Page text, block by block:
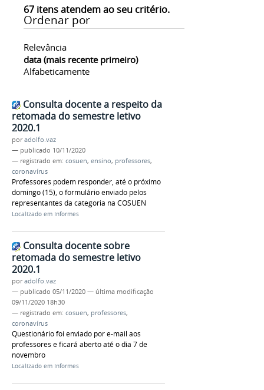
67 itens atendem ao seu critério.
Ordenar por
Relevância
data (mais recente primeiro)
Alfabeticamente
Consulta docente a respeito da
retomada do semestre letivo
2020.1
poradolfo.vaz
— publicado 10/11/2020
— registrado em: cosuen, ensino, professores,
coronavírus
Professores podem responder, até o próximo
domingo (15), o formulário enviado pelos
representantes da categoria na COSUEN
Localizado em Informes
Consulta docente sobre
retomada do semestre letivo
2020.1
poradolfo.vaz
— publicado 05/11/2020 — última modificação
09/11/2020 18h30
— registrado em: cosuen, professores,
coronavírus
Questionário foi enviado por e-mail aos
professores e ficará aberto até o dia 7 de
novembro
Localizado em Informes